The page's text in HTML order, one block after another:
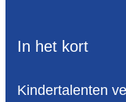
In het kort
Kindertalenten